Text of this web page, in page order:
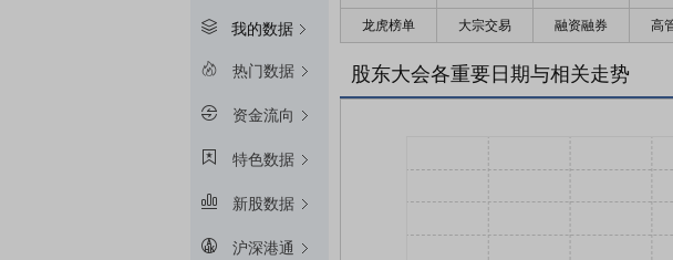
我的数据
热门数据
资金流向
特色数据
新股数据
沪深港通
龙虎榜单 大宗交易 融资融券 高
股东大会各重要日期与相关走势